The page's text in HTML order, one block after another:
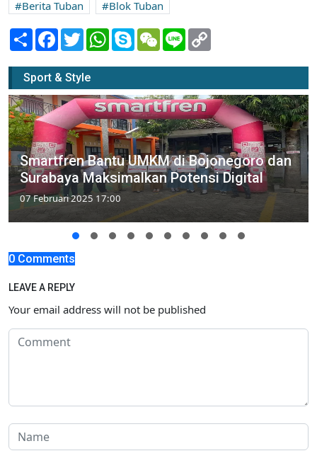
Berita Tuban
Blok Tuban
Share Facebook
TwitterWhatsApp
SkypeWeChatLine
Sport & Style
Smartfren Bantu UMKM di Bojonegoro dan
Surabaya Maksimalkan Potensi Digital
07 Februari 2025 17:00
0 Comments
LEAVE A REPLY
Your email address will not be published